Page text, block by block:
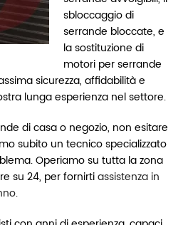
sbloccaggio di
serrande bloccate, e
la sostituzione di
motori per serrande
sicurezza, affidabilità e
lunga esperienza nel settore.
di casa o negozio, non esitare
subito un tecnico specializzato
Operiamo su tutta la zona
su 24, per fornirtiassistenza in
.